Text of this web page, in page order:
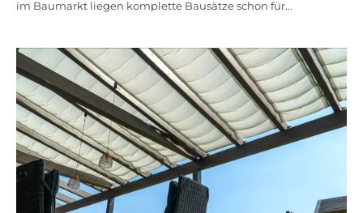
im Baumarkt liegen komplette Bausätze schon für...